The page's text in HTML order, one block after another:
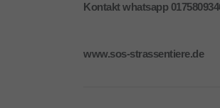
Kontakt whatsapp
www.sos-strassentiere.de